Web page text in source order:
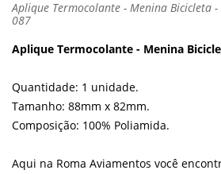
Aplique Termocolante - Menina Bicicleta -
087
Aplique Termocolante - Menina
Quantidade: 1 unidade.
Tamanho: 88mm x 82mm.
Composição: 100% Poliamida.
Aqui na Roma Aviamentos você